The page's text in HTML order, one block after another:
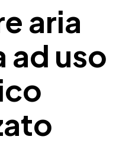
aria
ad uso